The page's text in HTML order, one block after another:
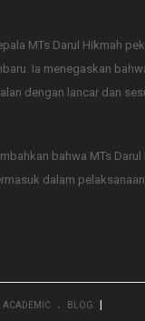
MTs Darul Hikmah
Ia menegaskan
dengan lancar dan
bahwa MTs
dalam
ACADEMIC . BLOG |